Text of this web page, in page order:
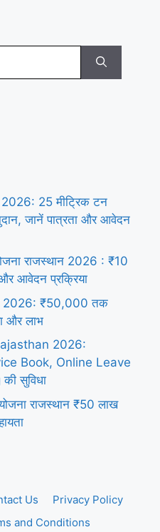
2026: 25 मीट्रिक टन
जानें पात्रता और आवेदन
राजस्थान 2026 : ₹10
और आवेदन प्रक्रिया
2026: ₹50,000 तक
और लाभ
2026:
Book, Online Leave
सुविधा
राजस्थान ₹50 लाख
Us
Privacy Policy
and Conditions